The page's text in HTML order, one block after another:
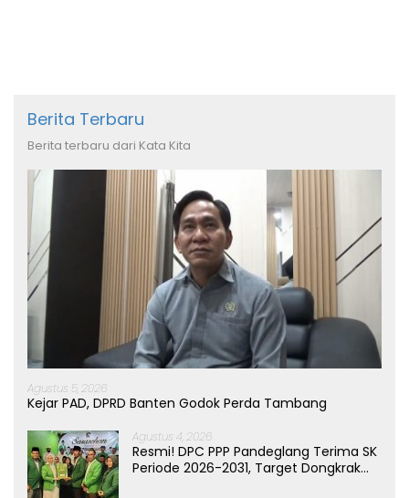
Berita Terbaru
Berita terbaru dari Kata Kita
Agustus 5, 2026
Kejar PAD, DPRD Banten Godok Perda Tambang
Agustus 4, 2026
Resmi! DPC PPP Pandeglang Terima SK
Periode 2026-2031, Target Dongkrak